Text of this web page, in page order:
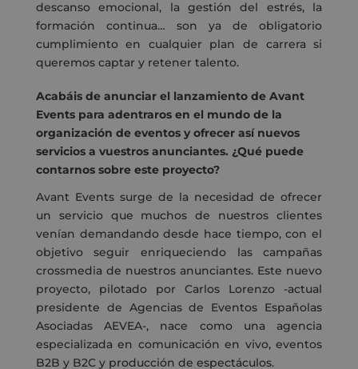
descanso emocional, la gestión del estrés, la
formación continua… son ya de obligatorio
cumplimiento en cualquier plan de carrera si
queremos captar y retener talento.
Acabáis de anunciar el lanzamiento de Avant
Events para adentraros en el mundo de la
organización de eventos y ofrecer así nuevos
servicios a vuestros anunciantes. ¿Qué puede
contarnos sobre este proyecto?
Avant Events surge de la necesidad de ofrecer
un servicio que muchos de nuestros clientes
venían demandando desde hace tiempo, con el
objetivo seguir enriqueciendo las campañas
crossmedia de nuestros anunciantes. Este nuevo
proyecto, pilotado por Carlos Lorenzo -actual
presidente de Agencias de Eventos Españolas
Asociadas AEVEA-, nace como una agencia
especializada en comunicación en vivo, eventos
B2B y B2C y producción de espectáculos.